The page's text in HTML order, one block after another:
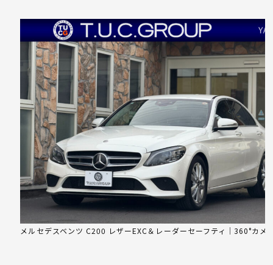
メルセデスベンツ C200 レザーEXC＆レーダーセーフティ｜360°カメ